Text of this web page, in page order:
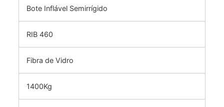
Bote Inflável Semirrígido
RIB 460
Fibra de Vidro
1400Kg